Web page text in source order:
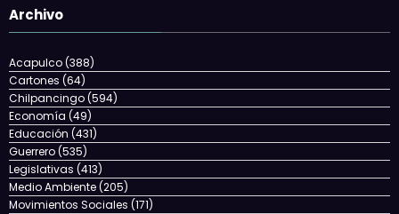
Archivo
Acapulco(388)
Cartones (64)
Chilpancingo(594)
Economía (49)
Educación (431)
Guerrero(535)
Legislativas (413)
Medio Ambiente(205)
Movimientos Sociales (171)